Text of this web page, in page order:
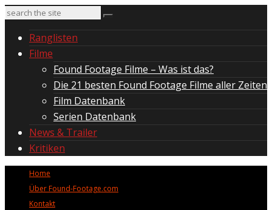
Ranglisten
Filme
Found Footage Filme – Was ist das?
Die 21 besten Found Footage Filme aller Zeiten
Film Datenbank
Serien Datenbank
News & Trailer
Kritiken
Home
Über Found-Footage.com
Kontakt